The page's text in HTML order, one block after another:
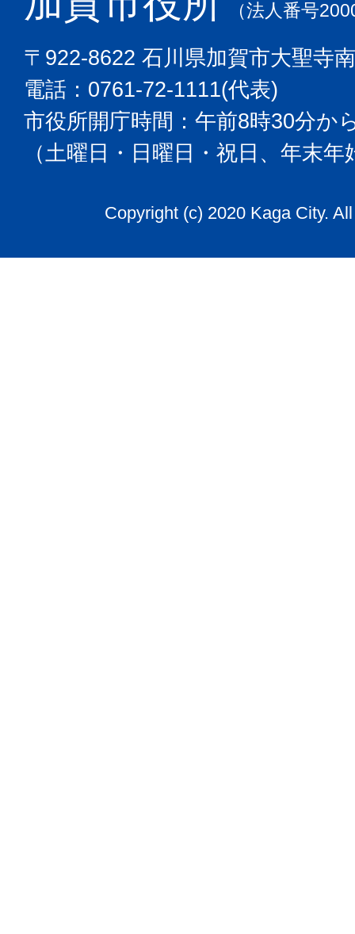
タ
が
あ
る。
（法人番号
〒922-8622 石川県加賀市大聖寺
電話：0761-72-1111(代表)
市役所開庁時間：午前8時30分か
（土曜日・日曜日・祝日、年末
Copyright (c) 2020 Kaga City.